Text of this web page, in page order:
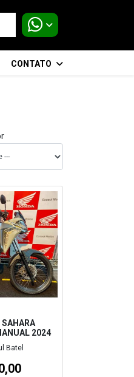
CONTATO
SAHARA
2024
Batel